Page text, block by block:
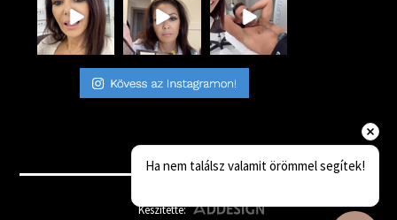
Készítette:
Ha nem találsz valamit örömmel segítek!